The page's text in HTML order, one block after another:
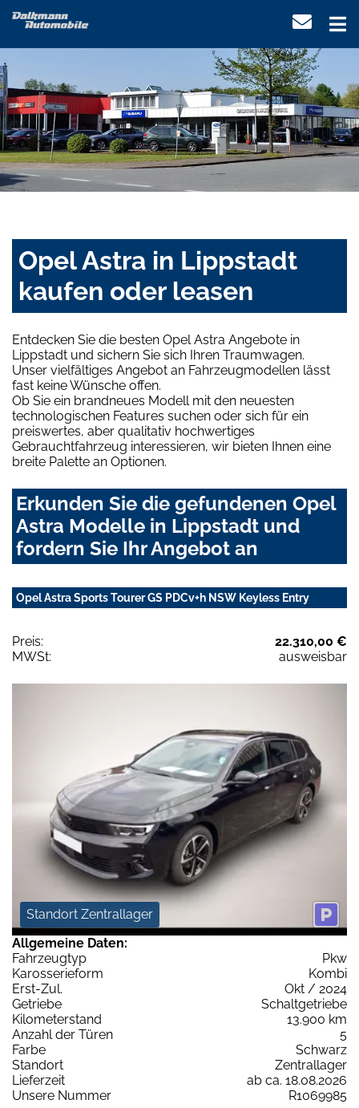
Opel Astra in Lippstadt
kaufen oder leasen
Entdecken Sie die besten Opel Astra Angebote in
Lippstadt und sichern Sie sich Ihren Traumwagen.
Unser vielfältiges Angebot an Fahrzeugmodellen lässt
fast keine Wünsche offen.
Ob Sie ein brandneues Modell mit den neuesten
technologischen Features suchen oder sich für ein
preiswertes, aber qualitativ hochwertiges
Gebrauchtfahrzeug interessieren, wir bieten Ihnen eine
breite Palette an Optionen.
Erkunden Sie die gefundenen Opel
Astra Modelle in Lippstadt und
fordern Sie Ihr Angebot an
Opel Astra Sports Tourer GS PDCv+h NSW Keyless Entry
Preis:
22.310,00 €
MWSt:
ausweisbar
Standort Zentrallager
Allgemeine Daten:
Fahrzeugtyp
Pkw
Karosserieform
Kombi
Erst-Zul.
Okt / 2024
Getriebe
Schaltgetriebe
Kilometerstand
13.900 km
Anzahl der Türen
5
Farbe
Schwarz
Standort
Zentrallager
Lieferzeit
ab ca. 18.08.2026
Unsere Nummer
R1069985